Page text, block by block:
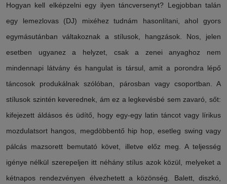
Hogyan kell elképzelni egy ilyen táncversenyt? Legjobban talán
egy lemezlovas (DJ) mixéhez tudnám hasonlítani, ahol gyors
egymásutánban váltakoznak a stílusok, hangzások. Nos, jelen
esetben ugyanez a helyzet, csak a zenei anyaghoz nem
mindennapi látvány és hangulat is társul, amit a porondra lépő
táncosok produkálnak szólóban, párosban vagy csoportban. A
stílusok szintén keverednek, ám ez a legkevésbé sem zavaró, sőt:
kifejezett áldásos és üdítő, hogy egy-egy latin táncot vagy lírikus
mozdulatsort hangos, megdöbbentő hip hop, esetleg swing vagy
pálcás mazsorett bemutató követ, illetve előz meg. A teljesség
igénye nélkül szerepeljen itt néhány stílus azok közül, melyeket a
kétnapos rendezvényen élvezhetett a közönség. Balett, diszkó,